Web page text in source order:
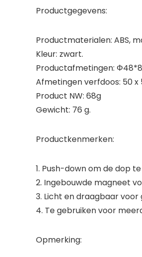
Productgegevens:
Productmaterialen: ABS,
Kleur: zwart.
Productafmetingen:
Afmetingen verfdoos: 50 x
Product NW: 68g
Gewicht: 76 g.
Productkenmerken:
1. Push-down om de dop
2. Ingebouwde magneet
3. Licht en draagbaar voor
4. Te gebruiken voor
Opmerking: